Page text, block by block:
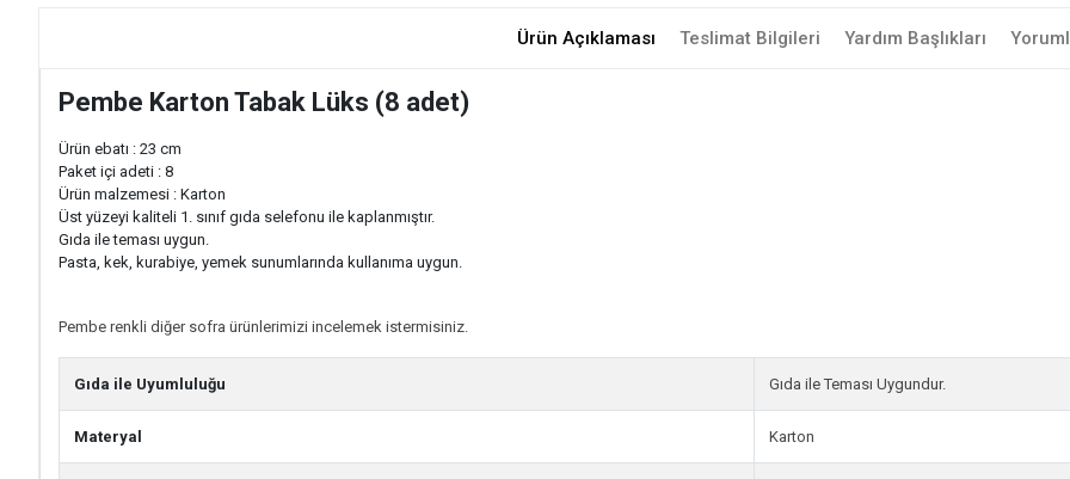
Ürün Açıklaması Teslimat Bilgileri Yardım Başlıkları
Pembe Karton Tabak Lüks (8 adet)
Ürün ebatı : 23 cm
Paket içi adeti : 8
Ürün malzemesi : Karton
Üst yüzeyi kaliteli 1. sınıf gıda selefonu ile kaplanmıştır.
Gıda ile teması uygun.
Pasta, kek, kurabiye, yemek sunumlarında kullanıma uygun.
Pembe renkli diğer sofra ürünlerimizi incelemek istermisiniz.
Gıda ile Uyumluluğu Gıda ile Teması Uygundur.
Materyal Karton